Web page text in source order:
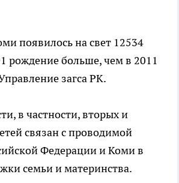
появилось на свет 12534
рождение больше, чем в 2011
загса РК.
в частности, вторых и
связан с проводимой
Федерации и Коми в
семьи и материнства.